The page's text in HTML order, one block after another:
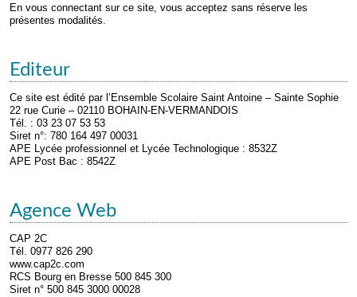
En vous connectant sur ce site, vous acceptez sans réserve les
présentes modalités.
Editeur
Ce site est édité par l’Ensemble Scolaire Saint Antoine – Sainte Sophie
22 rue Curie – 02110 BOHAIN-EN-VERMANDOIS
Tél. : 03 23 07 53 53
Siret n°: 780 164 497 00031
APE Lycée professionnel et Lycée Technologique : 8532Z
APE Post Bac : 8542Z
Agence Web
CAP 2C
Tél. 0977 826 290
www.cap2c.com
RCS Bourg en Bresse 500 845 300
Siret n° 500 845 3000 00028